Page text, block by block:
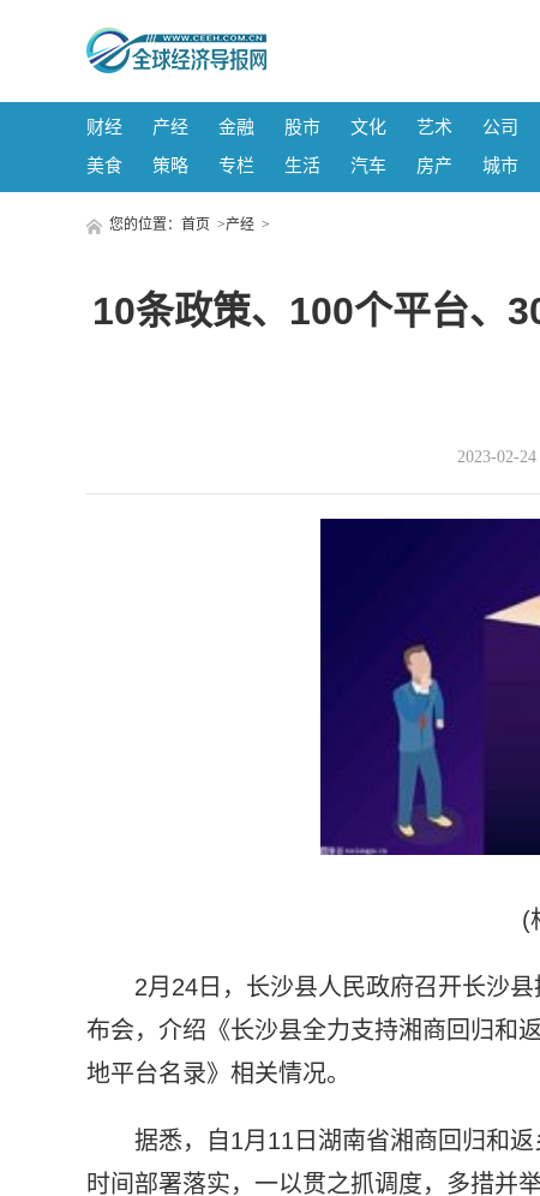
财经 产经 金融 股市 文化 艺术 公司
美食
策略 专栏 生活 汽车 房产 城市
您的位置： 首页 >产经 >
10条政策、100个平台、
2023-02-
(
2月24日，长沙县人民政府召开长沙
布会，介绍《长沙县全力支持湘商回归和
地平台名录》相关情况。
据悉，自1月11日湖南省湘商回归和
时间部署落实，一以贯之抓调度，多措并